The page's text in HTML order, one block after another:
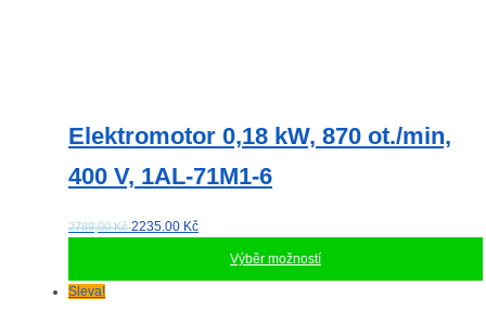
Elektromotor 0,18 kW, 870 ot./min,
400 V, 1AL-71M1-6
2789,00 Kč2235.00 Kč
Výběr možností
Tento
Sleva!